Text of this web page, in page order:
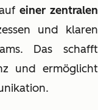
einer zentralen
und klaren
Das schafft
und ermöglicht